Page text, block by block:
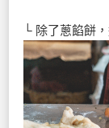
└ 除了蔥餡餅